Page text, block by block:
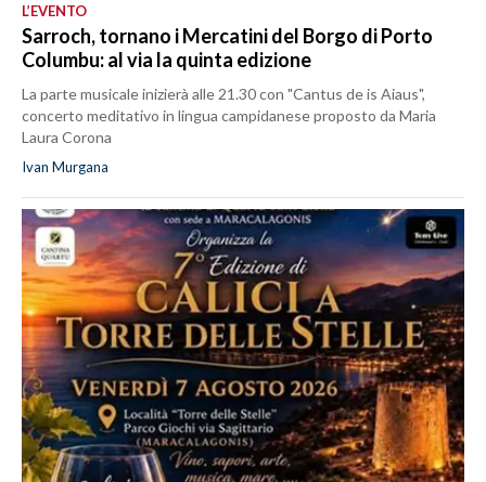
L’EVENTO
Sarroch, tornano i Mercatini del Borgo di Porto
Columbu: al via la quinta edizione
La parte musicale inizierà alle 21.30 con "Cantus de is Aiaus",
concerto meditativo in lingua campidanese proposto da Maria
Laura Corona
Ivan Murgana